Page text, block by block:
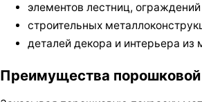
элементов лестниц,
строительных
деталей декора и интерьера из
Преимущества порошковой